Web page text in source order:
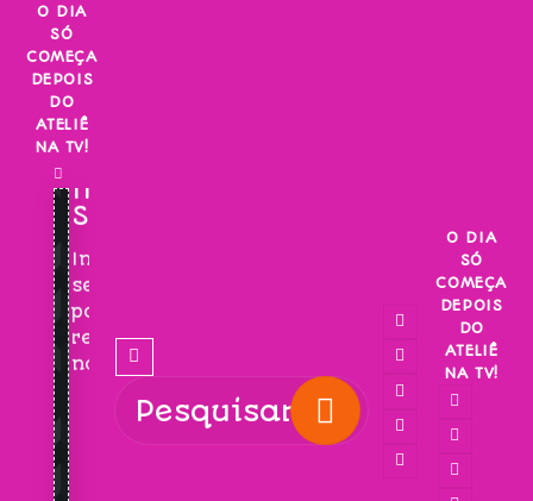
Skip
content
O DIA
SÓ
COMEÇA
DEPOIS
DO
ATELIÊ
NA TV!
INSCREVA-
SE!
Inscreva-
se
para
receber
novidades!
O DIA
SÓ
COMEÇA
DEPOIS
DO
ATELIÊ
NA TV!